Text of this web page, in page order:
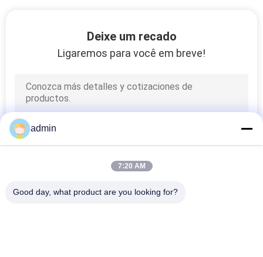
POLICY
Ponta de prova do
Stimulator
Elétrodo laríngeo
Deixe um recado
Ligaremos para você em breve!
admin
7:20 AM
Good day, what product are you looking for?